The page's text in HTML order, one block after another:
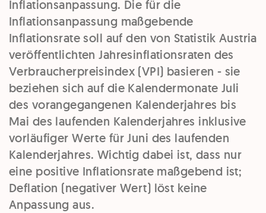
Inflationsanpassung. Die für die
Inflationsanpassung maßgebende
Inflationsrate soll auf den von Statistik Austria
veröffentlichten Jahresinflationsraten des
Verbraucherpreisindex (VPI) basieren - sie
beziehen sich auf die Kalendermonate Juli
des vorangegangenen Kalenderjahres bis
Mai des laufenden Kalenderjahres inklusive
vorläufiger Werte für Juni des laufenden
Kalenderjahres. Wichtig dabei ist, dass nur
eine positive Inflationsrate maßgebend ist;
Deflation (negativer Wert) löst keine
Anpassung aus.